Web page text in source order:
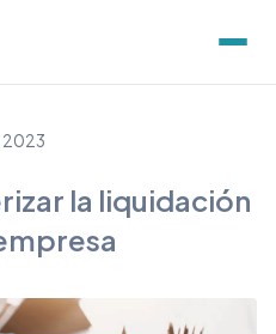
2023
la liquidación